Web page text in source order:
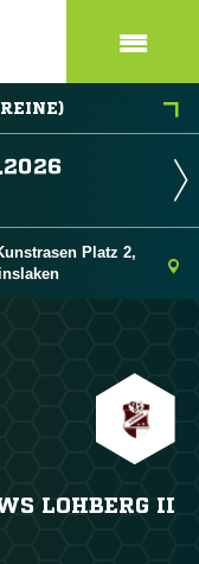
Platz 2,
LOHBERG II